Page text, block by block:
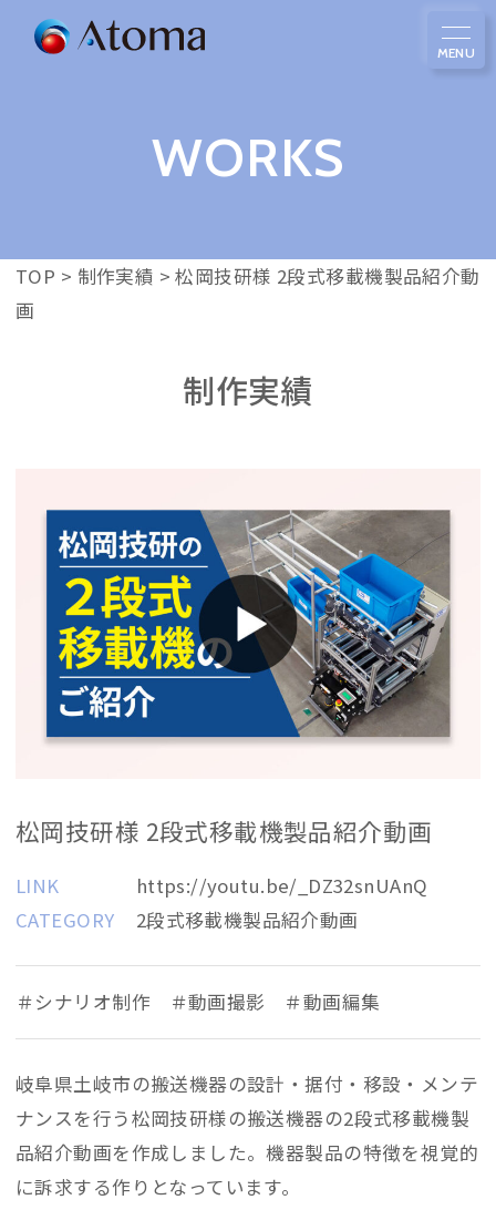
WORKS
TOP > 制作実績 >松岡技研様 2段式移載機製品紹介動
画
制作実績
松岡技研様 2段式移載機製品紹介動画
LINK
https://youtu.be/_DZ32snUAnQ
CATEGORY
2段式移載機製品紹介動画
シナリオ制作 動画撮影 動画編集
岐阜県土岐市の搬送機器の設計・据付・移設・メンテ
ナンスを行う松岡技研様の搬送機器の2段式移載機製
品紹介動画を作成しました。機器製品の特徴を視覚的
に訴求する作りとなっています。